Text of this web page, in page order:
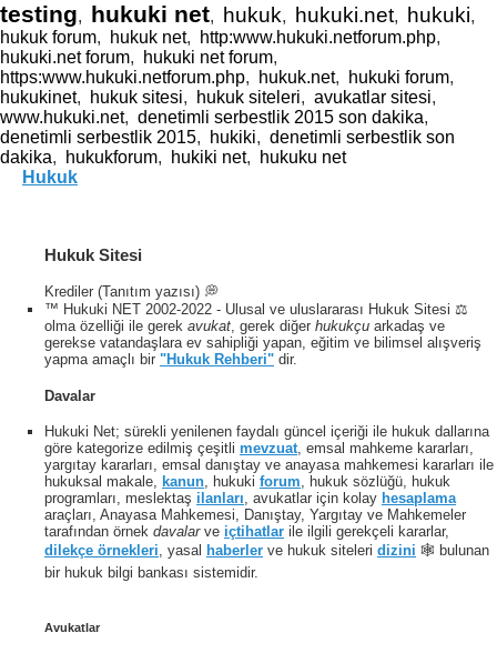
testing, hukuki net, hukuk, hukuki.net, hukuki,
hukuk forum, hukuk net, http:www.hukuki.netforum.php,
hukuki.net forum, hukuki net forum,
https:www.hukuki.netforum.php, hukuk.net, hukuki forum,
hukukinet, hukuk sitesi, hukuk siteleri, avukatlar sitesi,
www.hukuki.net, denetimli serbestlik 2015 son dakika,
denetimli serbestlik 2015, hukiki, denetimli serbestlik son
dakika, hukukforum, hukiki net,
hukuku net
Hukuk
Hukuk Sitesi
Krediler (Tanıtım yazısı) 💭
™ Hukuki NET 2002-2022 - Ulusal ve uluslararası Hukuk Sitesi ⚖️
olma özelliği ile gerek avukat, gerek diğer hukukçu arkadaş ve
gerekse vatandaşlara ev sahipliği yapan, eğitim ve bilimsel alışveriş
yapma amaçlı bir "Hukuk Rehberi" dir.
Davalar
Hukuki Net; sürekli yenilenen faydalı güncel içeriği ile hukuk dallarına
göre kategorize edilmiş çeşitli mevzuat, emsal mahkeme kararları,
yargıtay kararları, emsal danıştay ve anayasa mahkemesi kararları ile
hukuksal makale, kanun, hukuki forum, hukuk sözlüğü, hukuk
programları, meslektaş ilanları, avukatlar için kolay hesaplama
araçları, Anayasa Mahkemesi, Danıştay, Yargıtay ve Mahkemeler
tarafından örnek davalarve içtihatlar ile ilgili gerekçeli kararlar,
dilekçe örnekleri, yasal haberler ve hukuk siteleri dizini 🕸 bulunan
bir hukuk bilgi bankası sistemidir.
Avukatlar